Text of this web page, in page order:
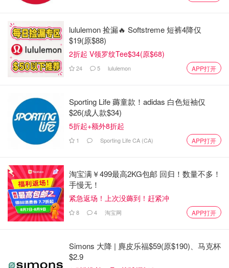
其余乘客则在工作人员引导下陆续撤离，并被安排乘车离开
现场。
据报道，飞机上并未来发现任何可疑物品。
无论言语是否是恶作剧，只要涉及飞安威胁那就不开玩笑，
这种"狼来了"的行为可能面临重罪指控！
来源/封面：thehill
lululemon 捡漏🔥 Softstreme 短裤4降仅
$19(原$88)
2折起 V领罗纹Tee$34(原$68)
24 5 lululemon APP打开
Sporting Life 薅童款！adidas 白色短袖仅
$26(成人款$34)
5折起+额外8折起
1 Sporting Life CA (CA) APP打开
淘宝满￥499最高2KG包邮 回归！数量不多！
手慢无！
紧急返场！上次没薅到！赶紧冲
8 4 淘宝网 APP打开
Simons 大降 | 麂皮乐福$59(原$190)、马克杯
$2.9